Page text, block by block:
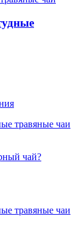
травяные чаи
чай?
травяные чаи